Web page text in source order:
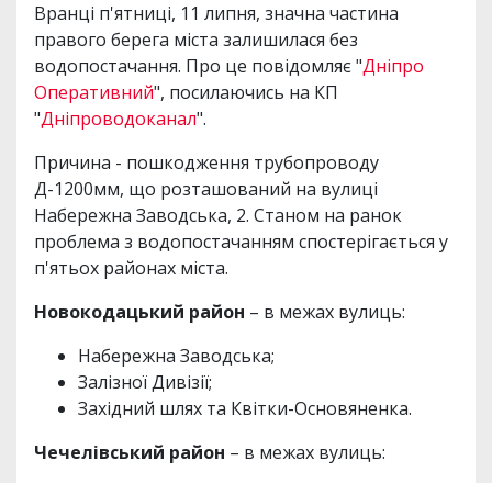
Вранці п'ятниці, 11 липня, значна частина
правого берега міста залишилася без
водопостачання. Про це повідомляє "Дніпро
Оперативний", посилаючись на КП
"Дніпроводоканал".
Причина - пошкодження трубопроводу
Д-1200мм, що розташований на вулиці
Набережна Заводська, 2. Станом на ранок
проблема з водопостачанням спостерігається у
п'ятьох районах міста.
Новокодацький район – в межах вулиць:
Набережна Заводська;
Залізної Дивізії;
Західний шлях та Квітки-Основяненка.
Чечелівський район – в межах вулиць: